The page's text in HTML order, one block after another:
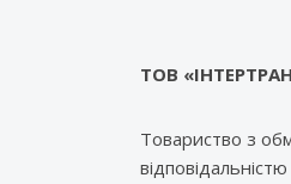
ТОВ
Товариство з
відповідальністю